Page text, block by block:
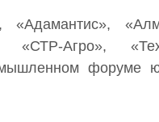
«СТР-Агро»,
форуме